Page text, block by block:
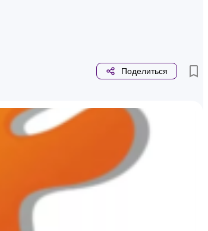
Поделиться